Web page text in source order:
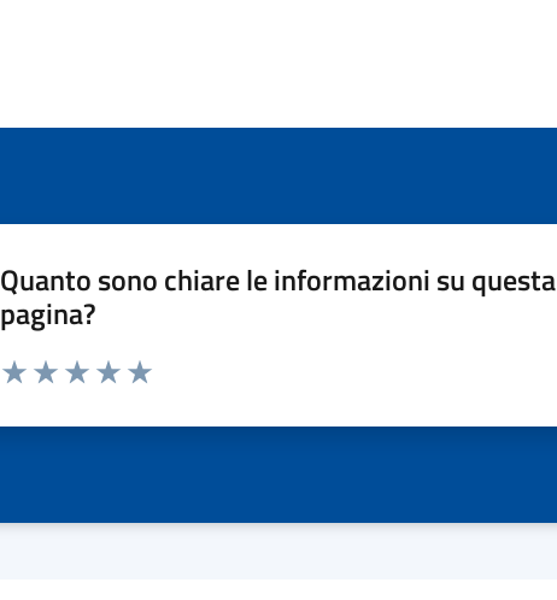
Quanto sono chiare le informazioni su questa
pagina?
Valuta da 1 a 5 stelle la pagina